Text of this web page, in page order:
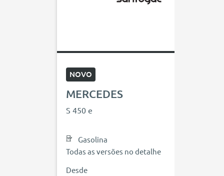
NOVO
MERCEDES
S 450 e
Gasolina
Todas as versões no detalhe
Desde